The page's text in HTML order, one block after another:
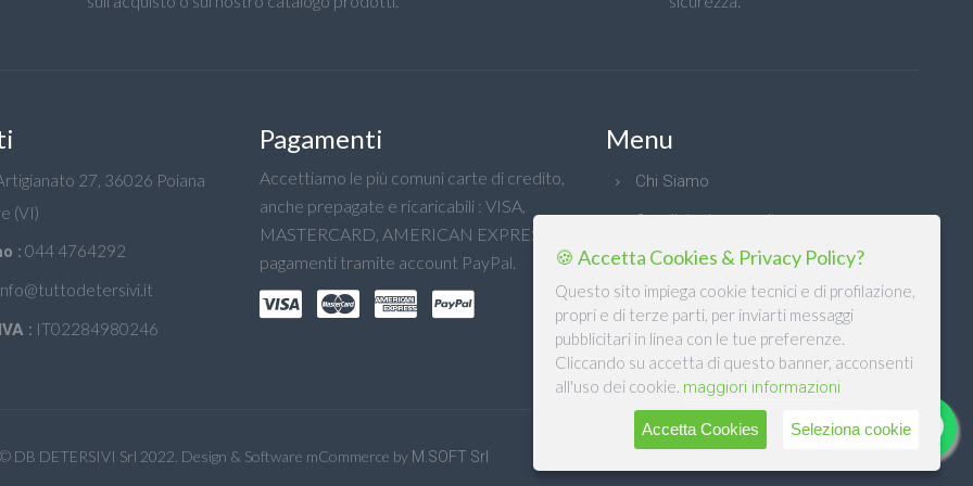
27, 36026 Poiana
(VI)
: 044 4764292
: IT02284980246
Pagamenti
Accettiamo le più comuni carte di credito,
anche prepagate e ricaricabili : VISA,
MASTERCARD, AMERICAN EXPRESS e
pagamenti tramite account PayPal.
Menu
Chi Siamo
Condizioni generali
Privacy
DB DETERSIVI Srl 2022. Design & Software mCommerce by M.SOFT Srl
🍪 Accetta Cookies & Privacy Policy?
Questo sito impiega cookie tecnici e di profilazione,
propri e di terze parti, per inviarti messaggi
pubblicitari in linea con le tue preferenze.
Cliccando su accetta di questo banner, acconsenti
all'uso dei cookie. maggiori informazioni
Accetta Cookies Seleziona cookie